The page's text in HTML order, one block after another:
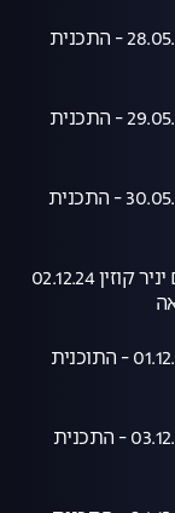
חדשות היום 28.05.24 - התכנית
חדשות היום 29.05.24 - התכנית
חדשות היום 30.05.24 - התכנית
חדשות היום עם יניר קוזין 02.12.24
חדשות היום 01.12.24 - התוכנית
חדשות היום 03.12.24 - התכנית